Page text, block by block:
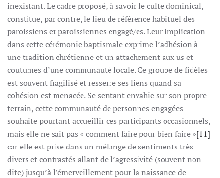
inexistant. Le cadre proposé, à savoir le culte dominical,
constitue, par contre, le lieu de référence habituel des
paroissiens et paroissiennes engagé/es. Leur implication
dans cette cérémonie baptismale exprime l’adhésion à
une tradition chrétienne et un attachement aux us et
coutumes d’une communauté locale. Ce groupe de fidèles
est souvent fragilisé et resserre ses liens quand sa
cohésion est menacée. Se sentant envahie sur son propre
terrain, cette communauté de personnes engagées
souhaite pourtant accueillir ces participants occasionnels,
mais elle ne sait pas « comment faire pour bien faire »[11]
car elle est prise dans un mélange de sentiments très
divers et contrastés allant de l’agressivité (souvent non
dite) jusqu’à l’émerveillement pour la naissance de